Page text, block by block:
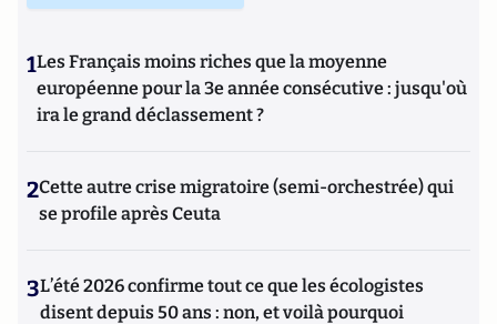
1Les Français moins riches que la moyenne
européenne pour la 3e année consécutive : jusqu'où
ira le grand déclassement ?
2Cette autre crise migratoire (semi-orchestrée) qui
se profile après Ceuta
3L’été 2026 confirme tout ce que les écologistes
disent depuis 50 ans : non, et voilà pourquoi